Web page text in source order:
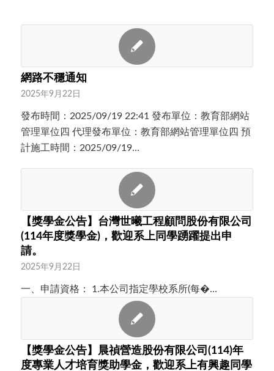
網路不穩通知
2025年9月22日
發布時間：2025/09/19 22:41 發布單位：教育部網站
管理單位四 代理發布單位：教育部網站管理單位四 預
計施工時間：2025/09/19…
【獎學金公告】台灣世曦工程顧問股份有限公司
(114年度獎學金)，歡迎系上同學踴躍提出申
請。
2025年9月22日
一、申請資格： 1.本公司指定學校系所(每�…
【獎學金公告】晨禎營造股份有限公司(114)年
度專業人才培育獎助學金，歡迎系上有興趣同學